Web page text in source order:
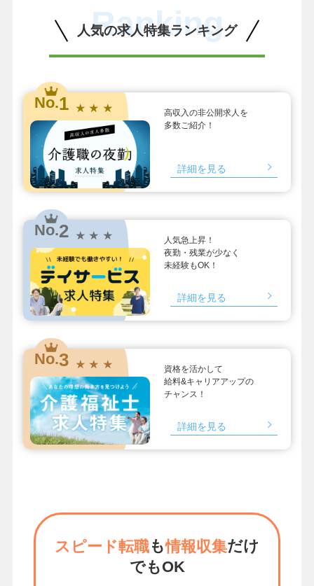
人気の求人特集ランキング
Ranking
No.1 ★ ★ ★
高収入の非公開求人を
多数ご紹介！
詳細を見る
No.2 ★ ★ ★
人気急上昇！
夜勤・残業が少なく
未経験もOK！
詳細を見る
No.3 ★ ★ ★
資格を活かして
給料&キャリアアップの
チャンス！
詳細を見る
スピード転職も情報収集だけ
でもOK